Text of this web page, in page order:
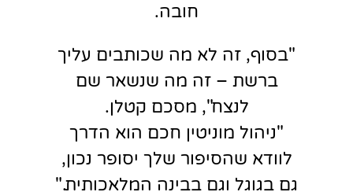
חובה.
"בסוף, זה לא מה שכותבים עליך
ברשת – זה מה שנשאר שם
לנצח", מסכם קטלן.
"ניהול מוניטין חכם הוא הדרך
לוודא שהסיפור שלך יסופר נכון,
גם בגוגל וגם בבינה המלאכותית."